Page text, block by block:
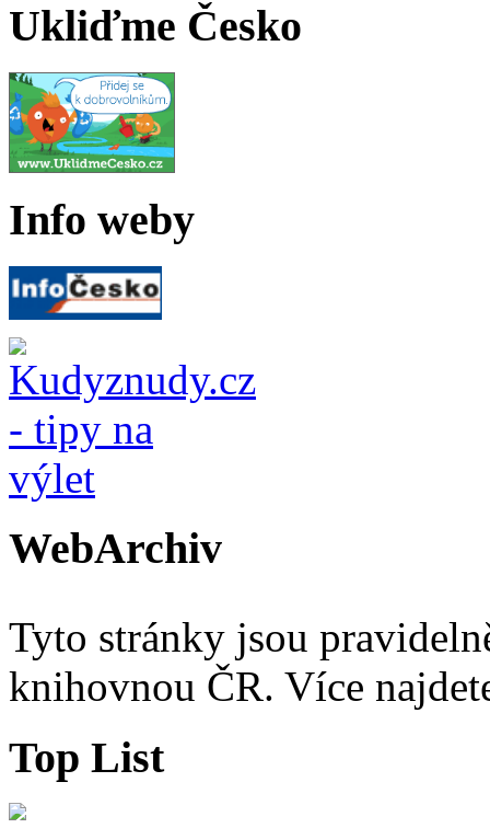
Ukliďme Česko
Info weby
WebArchiv
Tyto stránky jsou
knihovnou ČR. Více
Top List